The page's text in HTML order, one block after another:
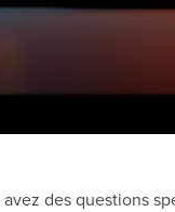
des questions